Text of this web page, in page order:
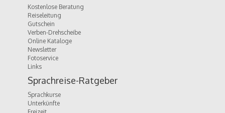
Kostenlose Beratung
Reiseleitung
Gutschein
Verben-Drehscheibe
Online Kataloge
Newsletter
Fotoservice
Links
Sprachreise-Ratgeber
Sprachkurse
Unterkünfte